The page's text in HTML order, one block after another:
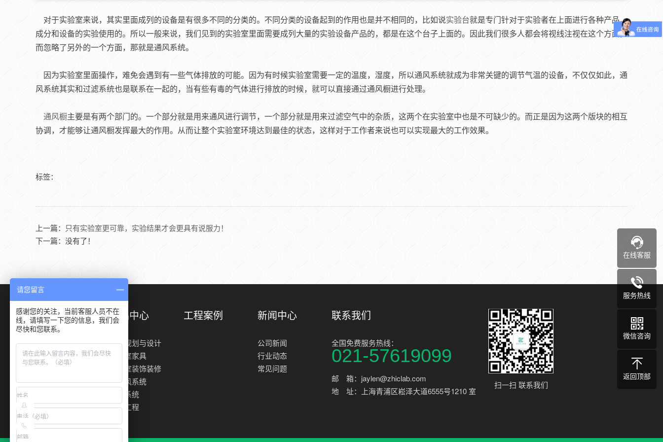
对于实验室来说，其实里面成列的设备是有很多不同的分类的。不同分类的设备起到的作用也是并不相同的，比如说实验台就是专门针对于实验者在上面进行各种产品，
成分和设备的实验使用的。所以一般来说，我们见到的实验室里面需要成列大量的实验设备产品的，都是在这个台子上面的。因此我们很多人都会将视线注视在这个方面，
而忽略了另外的一个方面，那就是通风系统。
因为实验室里面操作，难免会遇到有一些气体排放的可能。因为有时候实验室需要一定的温度，湿度，所以通风系统就成为非常关键的调节气温的设备，不仅仅如此，通
风系统其实和过滤系统也是联系在一起的，当有些有毒的气体进行排放的时候，就可以直接通过通风橱进行处理。
通风橱主要是有两个部门的。一个部分就是用来通风进行调节，一个部分就是用来过滤空气中的杂质，这两个在实验室中也是不可缺少的。而正是因为这两个版块的相互
协调，才能够让通风橱发挥最大的作用。从而让整个实验室环境达到最佳的状态，这样对于工作者来说也可以实现最大的工作效果。
标签：
上一篇： 只有实验室更可靠，实验结果才会更具有说服力！
下一篇：没有了！
关于我们 产品中心
前期规划与设计
实验室家具
实验室装饰装修
送排风系统
供气系统
洁净工程
工程案例 新闻中心
公司新闻
行业动态
常见问题
联系我们
全国免费服务热线：
021-57619099
邮 箱：jaylen@zhiclab.com
地 址：上海青浦区崧泽大道6555号1210 室
扫一扫 联系我们
在线客服
服务热线
微信咨询
返回顶部
请您留言
感谢您的关注，当前客服人员不在
线，请填写一下您的信息，我们会
尽快和您联系。